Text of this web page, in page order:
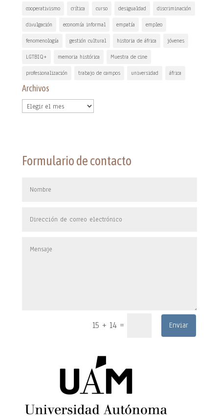
cooperativismo crítica curso desigualdad discriminación
divulgación economía informal empatía empleo
fenomenología gestión cultural historia de áfrica jóvenes
LGTBIQ+ memoria histórica Muestra de cine
profesionalización trabajo de campos universidad áfrica
Archivos
Archivos
Formulario de contacto
15 + 14 = Enviar